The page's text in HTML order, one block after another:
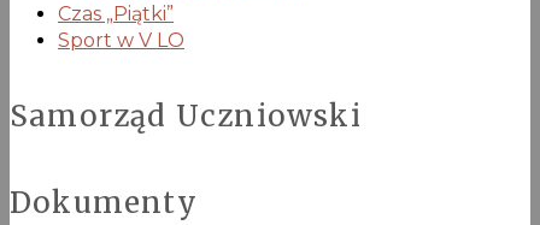
Czas „Piątki”
Sport w V LO
Samorząd Uczniowski
Dokumenty